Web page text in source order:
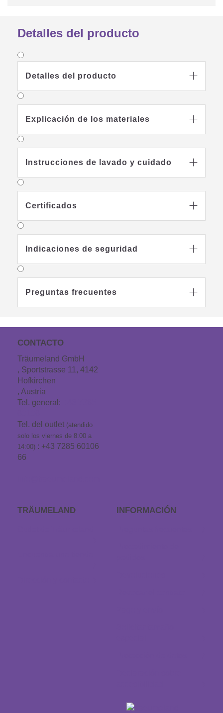
Detalles del producto
Detalles del producto 
Explicación de los materiales 
Instrucciones de lavado y cuidado 
Certificados 
Indicaciones de seguridad 
Preguntas frecuentes 
CONTACTO
Träumeland GmbH
, Sportstrasse 11, 4142
Hofkirchen
, Austria
Tel. general:
Tel. del outlet (atendido
solo los viernes de 8:00 a
14:00) : +43 7285 60106
66
TRÄUMELAND INFORMACIÓN